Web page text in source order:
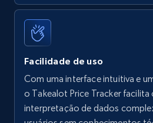
URL, Final price, Sku,
Specifications, Image urls, Top
more.
Facilidade de uso
Com uma interface intuitiva e
o Takealot Price Tracker facilita
interpretação de dados